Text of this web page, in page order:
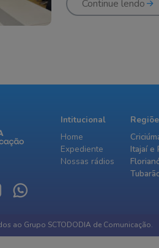
Continue lendo
Intitucional
Home
Expediente
Nossas rádios
Itajaí e
ao Grupo SCTODODIA de Comunicação.